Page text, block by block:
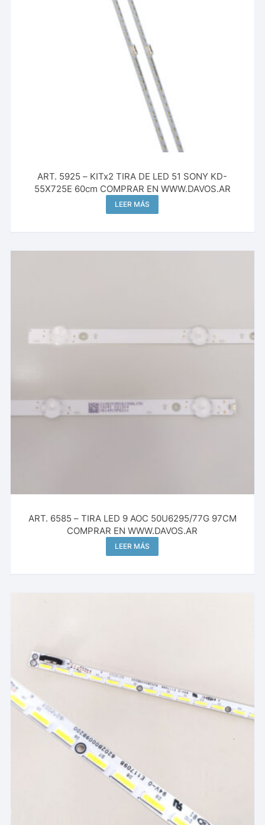
ART. 5925 – KITx2 TIRA DE LED 51 SONY KD-
55X725E 60cm COMPRAR EN WWW.DAVOS.AR
LEER MÁS
ART. 6585 – TIRA LED 9 AOC 50U6295/77G 97CM
COMPRAR EN WWW.DAVOS.AR
LEER MÁS